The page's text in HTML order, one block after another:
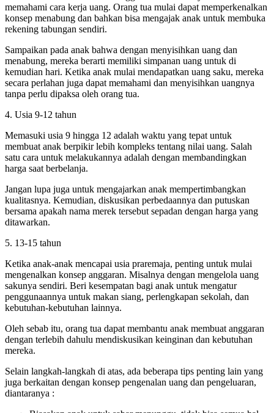
memahami cara kerja uang. Orang tua mulai dapat memperkenalkan
konsep menabung dan bahkan bisa mengajak anak untuk membuka
rekening tabungan sendiri.
Sampaikan pada anak bahwa dengan menyisihkan uang dan
menabung, mereka berarti memiliki simpanan uang untuk di
kemudian hari. Ketika anak mulai mendapatkan uang saku, mereka
secara perlahan juga dapat memahami dan menyisihkan uangnya
tanpa perlu dipaksa oleh orang tua.
4. Usia 9-12 tahun
Memasuki usia 9 hingga 12 adalah waktu yang tepat untuk
membuat anak berpikir lebih kompleks tentang nilai uang. Salah
satu cara untuk melakukannya adalah dengan membandingkan
harga saat berbelanja.
Jangan lupa juga untuk mengajarkan anak mempertimbangkan
kualitasnya. Kemudian, diskusikan perbedaannya dan putuskan
bersama apakah nama merek tersebut sepadan dengan harga yang
ditawarkan.
5. 13-15 tahun
Ketika anak-anak mencapai usia praremaja, penting untuk mulai
mengenalkan konsep anggaran. Misalnya dengan mengelola uang
sakunya sendiri. Beri kesempatan bagi anak untuk mengatur
penggunaannya untuk makan siang, perlengkapan sekolah, dan
kebutuhan-kebutuhan lainnya.
Oleh sebab itu, orang tua dapat membantu anak membuat anggaran
dengan terlebih dahulu mendiskusikan keinginan dan kebutuhan
mereka.
Selain langkah-langkah di atas, ada beberapa tips penting lain yang
juga berkaitan dengan konsep pengenalan uang dan pengeluaran,
diantaranya :